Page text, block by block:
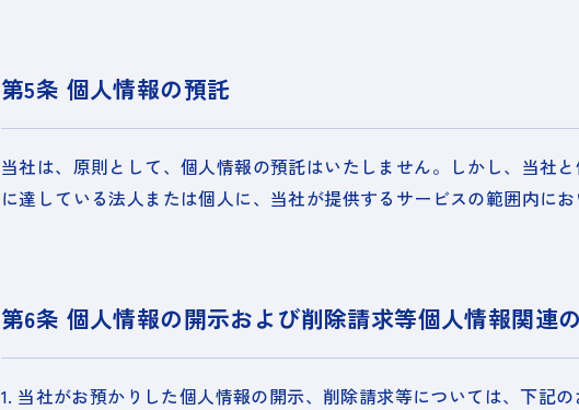
第5条 個人情報の預託
当社は、原則として、個人情報の預託はいたしません。しかし、当社
に達している法人または個人に、当社が提供するサービスの範囲内にお
第6条 個人情報の開示および削除請求等個人情報関連
1. 当社がお預かりした個人情報の開示、削除請求等については、下記